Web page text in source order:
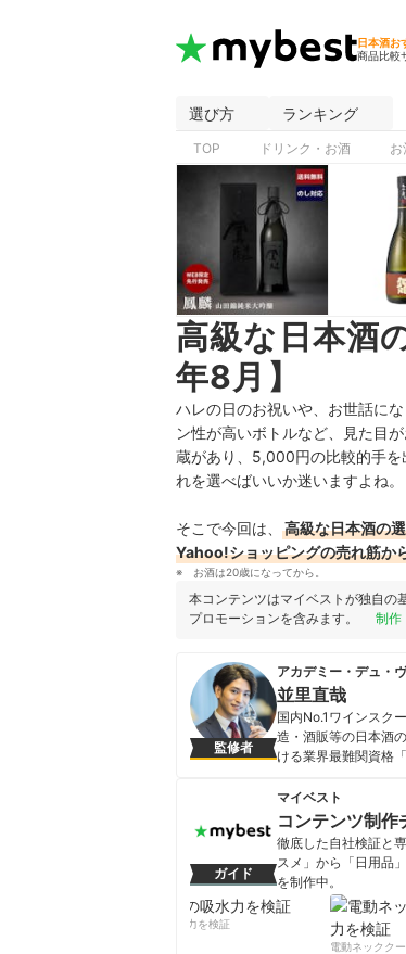
日本酒お
商品比較
選び方 ランキング
TOP ドリンク・お酒 お
高級な日本酒
年8月】
ハレの日のお祝いや、お世話に
ン性が高いボトルなど、見た目
蔵があり、5,000円の比較的手
れを選べばいいか迷いますよね。
そこで今回は、 高級な日本酒の
Yahoo!ショッピングの売れ筋か
お酒は20歳になってから。
本コンテンツはマイベストが独自の
プロモーションを含みます。
制作
監修者
アカデミー・デュ・
並里直哉
国内No.1ワインスク
造・酒販等の日本酒
ける業界最難関資格
本でも数少ない日本
とし、国内外メディ
並里直哉のプロフ
ガイド
マイベスト
コンテンツ制作
徹底した自社検証と
スメ」から「日用品
を制作中。
コンテンツ制作
柔軟剤の吸水力を検証
電動ネッククー